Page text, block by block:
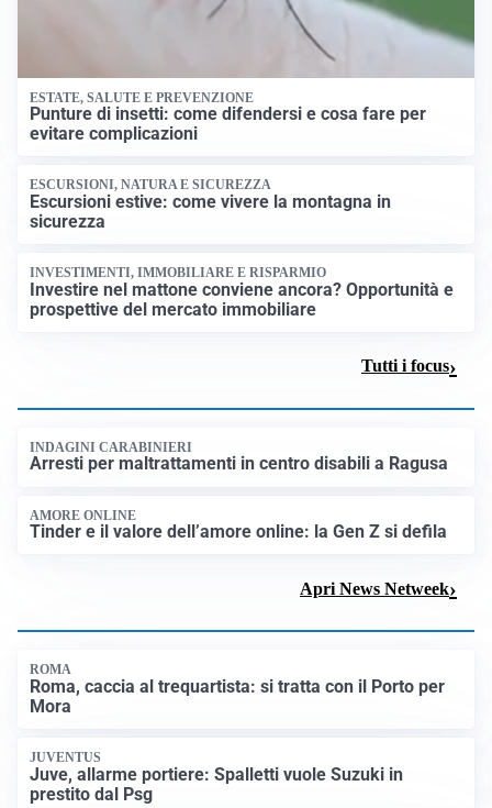
ESTATE, SALUTE E PREVENZIONE
Punture di insetti: come difendersi e cosa fare per
evitare complicazioni
ESCURSIONI, NATURA E SICUREZZA
Escursioni estive: come vivere la montagna in
sicurezza
INVESTIMENTI, IMMOBILIARE E RISPARMIO
Investire nel mattone conviene ancora? Opportunità e
prospettive del mercato immobiliare
Tutti i focus
INDAGINI CARABINIERI
Arresti per maltrattamenti in centro disabili a Ragusa
AMORE ONLINE
Tinder e il valore dell’amore online: la Gen Z si defila
Apri News Netweek
ROMA
Roma, caccia al trequartista: si tratta con il Porto per
Mora
JUVENTUS
Juve, allarme portiere: Spalletti vuole Suzuki in
prestito dal Psg